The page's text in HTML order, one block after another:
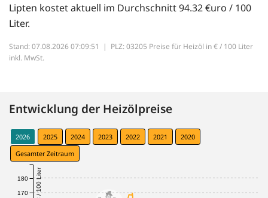
Lipten kostet aktuell im Durchschnitt 94.32 €uro / 100
Liter.
Stand: 07.08.2026 07:09:51 | PLZ: 03205 Preise für Heizöl in € / 100 Liter
inkl. MwSt.
Entwicklung der Heizölpreise
2026 2025 2024 2023 2022 2021
2020
Gesamter Zeitraum
€ / 100 Liter
170
180